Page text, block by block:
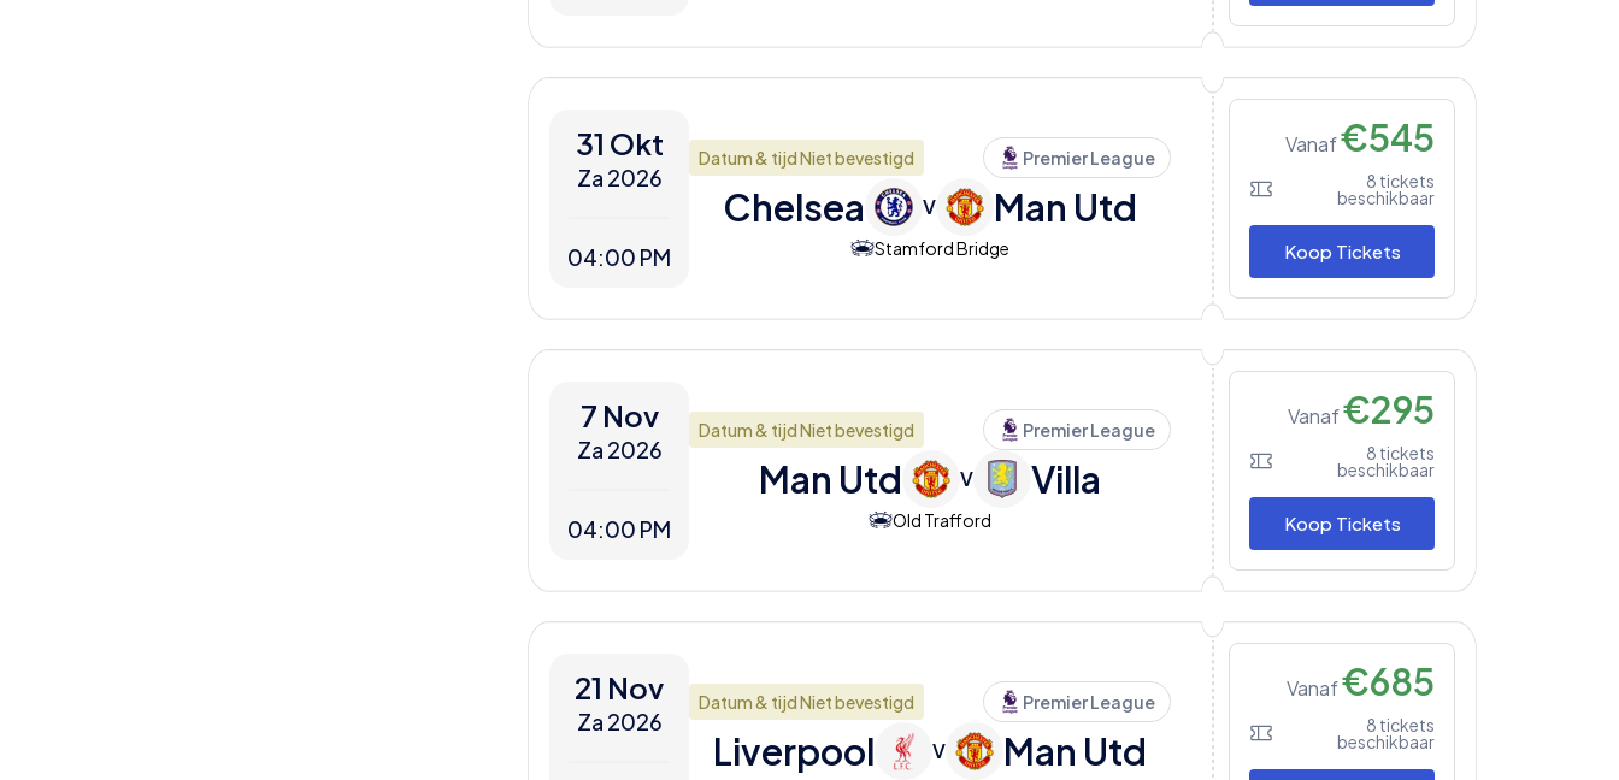
31 Okt
Za 2026
04:00 PM
Datum & tijd Niet bevestigd Premier League
Chelsea V Man Utd
Stamford Bridge
Vanaf€545
8 tickets
beschikbaar
Koop Tickets
7 Nov
Za 2026
04:00 PM
Datum & tijd Niet bevestigd Premier League
Man Utd V Villa
Old Trafford
Vanaf€295
8 tickets
beschikbaar
Koop Tickets
21 Nov
Za 2026
Datum & tijd Niet bevestigd Premier League
Liverpool V Man Utd
Vanaf€685
8 tickets
beschikbaar